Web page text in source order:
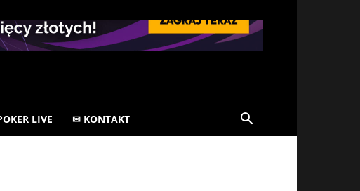
LIVE ✉ KONTAKT